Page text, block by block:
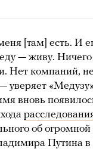
[там] есть. И
— живу. Ничего
Нет компаний,
уверяет
вновь
об огромной
Путина в